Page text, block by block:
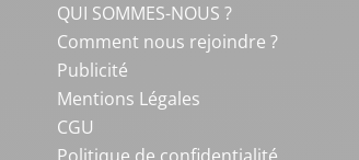
QUI SOMMES-NOUS ?
Comment nous rejoindre ?
Publicité
Mentions Légales
CGU